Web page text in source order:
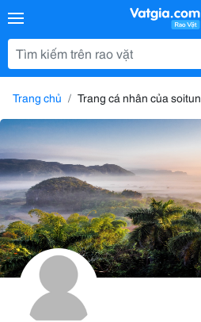
Trang chủ Trang cá nhân của